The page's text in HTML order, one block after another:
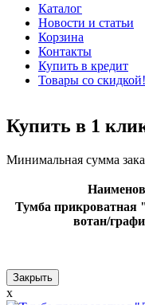
Каталог
Новости и статьи
Корзина
Контакты
Купить в кредит
Товары со скидкой!
Купить в 1
Минимальная сумма
Тумба прикроватная
вотан/
Закрыть
x